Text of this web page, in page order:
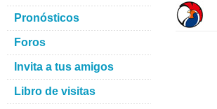
Pronósticos
Foros
Invita a tus amigos
Libro de visitas